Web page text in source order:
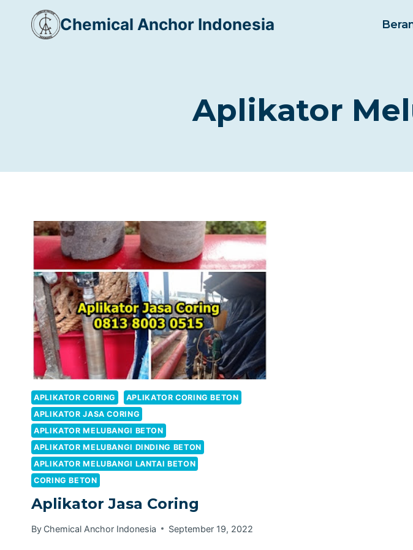
content
Chemical Anchor Indonesia
Aplikator
APLIKATOR CORING
APLIKATOR CORING BETON
APLIKATOR JASA CORING
APLIKATOR MELUBANGI BETON
APLIKATOR MELUBANGI DINDING BETON
APLIKATOR MELUBANGI LANTAI BETON
CORING BETON
Aplikator Jasa Coring
By Chemical Anchor Indonesia September 19, 2022